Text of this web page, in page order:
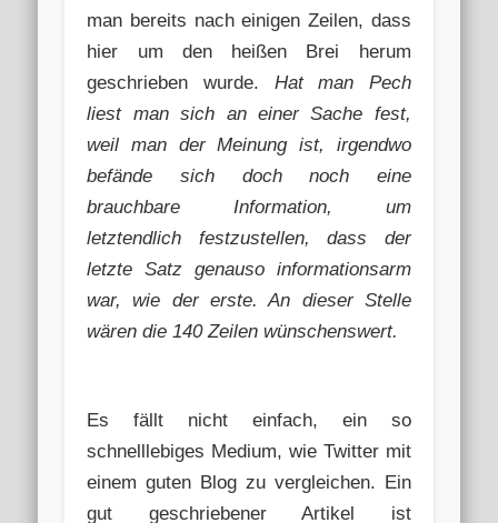
man bereits nach einigen Zeilen, dass
hier um den heißen Brei herum
geschrieben wurde. Hat man Pech
liest man sich an einer Sache fest,
weil man der Meinung ist, irgendwo
befände sich doch noch eine
brauchbare Information, um
letztendlich festzustellen, dass der
letzte Satz genauso informationsarm
war, wie der erste. An dieser Stelle
wären die 140 Zeilen wünschenswert.
Es fällt nicht einfach, ein so
schnelllebiges Medium, wie Twitter mit
einem guten Blog zu vergleichen. Ein
gut geschriebener Artikel ist